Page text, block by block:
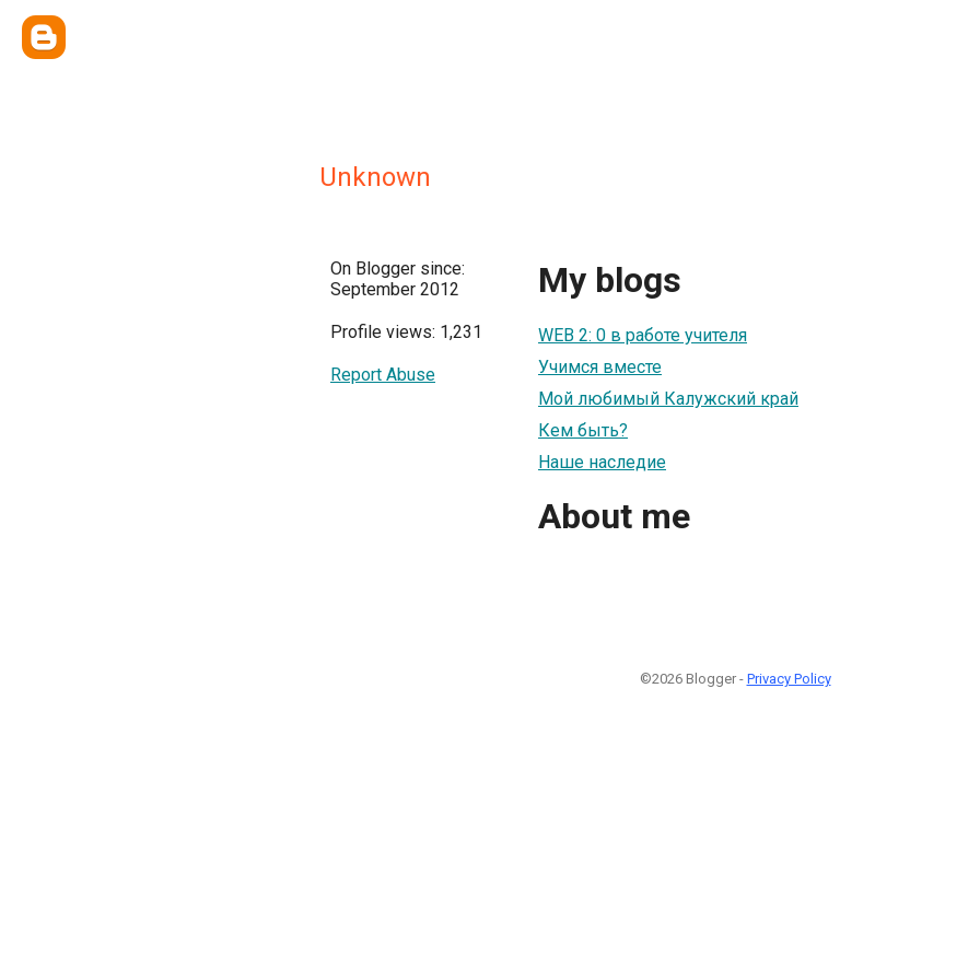
Unknown
On Blogger since:
September 2012
Profile views: 1,231
Report Abuse
My blogs
WEB 2: 0 в работе учителя
Учимся вместе
Мой любимый Калужский край
Кем быть?
Наше наследие
About me
©2026 Blogger - Privacy Policy